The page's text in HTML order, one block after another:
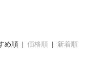
め順 |価格順 新着順